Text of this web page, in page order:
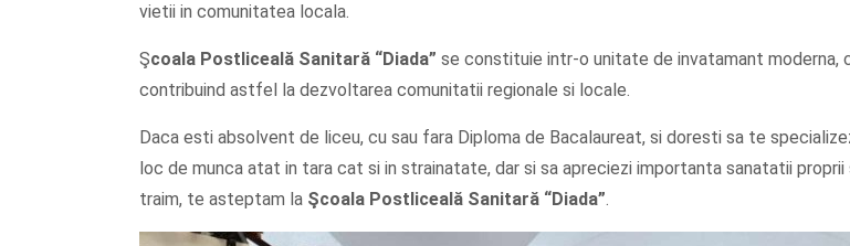
vietii in comunitatea locala.
Şcoala Postliceală Sanitară “Diada” se constituie intr-o unitate de invatamant moderna,
contribuind astfel la dezvoltarea comunitatii regionale si locale.
Daca esti absolvent de liceu, cu sau fara Diploma de Bacalaureat, si doresti sa te
loc de munca atat in tara cat si in strainatate, dar si sa apreciezi importanta sanatatii
traim, te asteptam la Şcoala Postliceală Sanitară “Diada”.